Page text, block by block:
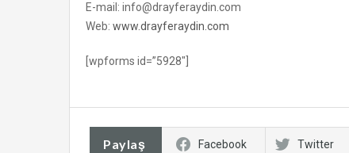
E-mail: info@drayferaydin.com
Web: www.drayferaydin.com
[wpforms id=”5928″]
Paylaş Facebook Twitter